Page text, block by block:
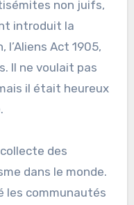
non juifs,
introduit la
l’Aliens Act 1905,
Il ne voulait pas
il était heureux
des
dans le monde.
les communautés